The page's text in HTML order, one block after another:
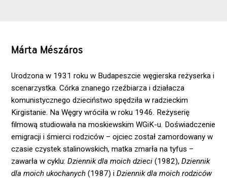
Márta Mészáros
Urodzona w 1931 roku w Budapeszcie węgierska reżyserka i
scenarzystka. Córka znanego rzeźbiarza i działacza
komunistycznego dzieciństwo spędziła w radzieckim
Kirgistanie. Na Węgry wróciła w roku 1946. Reżyserię
filmową studiowała na moskiewskim WGiK-u. Doświadczenie
emigracji i śmierci rodziców – ojciec został zamordowany w
czasie czystek stalinowskich, matka zmarła na tyfus –
zawarła w cyklu:Dziennik dla moich dzieci (1982),Dziennik
dla moich ukochanych (1987) iDziennik dla moich rodziców